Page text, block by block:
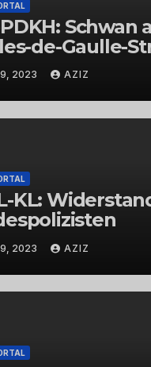
Schwan
de-Gaulle-
2023 AZIZ
KL:
2023 AZIZ